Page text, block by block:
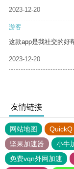
2023-12-20
游客
这款app是我社交的好
2023-12-20
友情链接
网站地图 QuickQ
坚果加速器
小牛
免费vqn外网加速